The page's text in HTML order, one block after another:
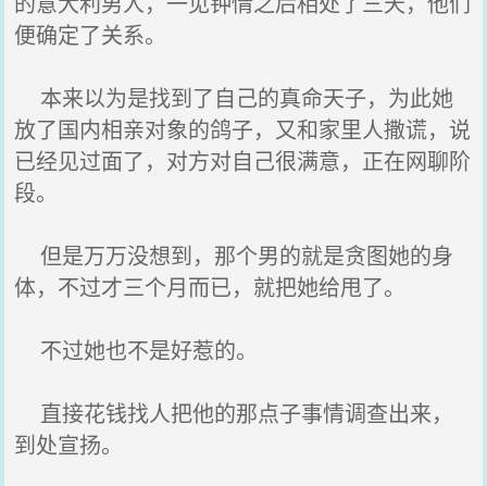
便确定了关系。
本来以为是找到了自己的真命天子，为此她
放了国内相亲对象的鸽子，又和家里人撒谎，说
已经见过面了，对方对自己很满意，正在网聊阶
段。
但是万万没想到，那个男的就是贪图她的身
体，不过才三个月而已，就把她给甩了。
不过她也不是好惹的。
直接花钱找人把他的那点子事情调查出来，
到处宣扬。